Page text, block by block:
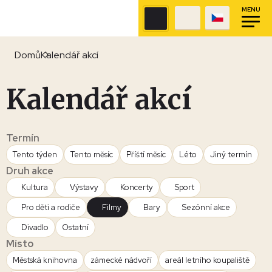
MENU
DomůKalendář akcí
Kalendář akcí
Termín
Tento týden Tento měsíc Příští měsíc Léto Jiný termín
Druh akce
Kultura Výstavy Koncerty
Sport
Pro děti a rodiče
Filmy Bary
Sezónní akce
Divadlo
Ostatní
Místo
Městská knihovna zámecké nádvoří areál letního koupaliště